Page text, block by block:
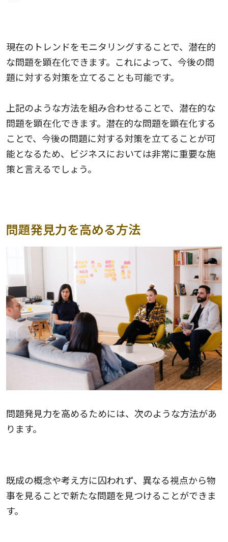
現在のトレンドをモニタリングすることで、潜在的
な問題を顕在化できます。これによって、今後の問
題に対する対策を立てることも可能です。
上記のような方法を組み合わせることで、潜在的な
問題を顕在化できます。潜在的な問題を顕在化する
ことで、今後の問題に対する対策を立てることが可
能となるため、ビジネスにおいては非常に重要な施
策と言えるでしょう。
問題発見力を高める方法
問題発見力を高めるためには、次のような方法があ
ります。
既成の概念や考え方に囚われず、異なる視点から物
事を見ることで新たな問題を見つけることができま
す。